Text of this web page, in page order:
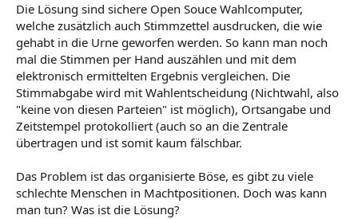
Die Lösung sind sichere Open Souce Wahlcomputer,
welche zusätzlich auch Stimmzettel ausdrucken, die wie
gehabt in die Urne geworfen werden. So kann man noch
mal die Stimmen per Hand auszählen und mit dem
elektronisch ermittelten Ergebnis vergleichen. Die
Stimmabgabe wird mit Wahlentscheidung (Nichtwahl, also
"keine von diesen Parteien" ist möglich), Ortsangabe und
Zeitstempel protokolliert (auch so an die Zentrale
übertragen und ist somit kaum fälschbar.
Das Problem ist das organisierte Böse, es gibt zu viele
schlechte Menschen in Machtpositionen. Doch was kann
man tun? Was ist die Lösung?